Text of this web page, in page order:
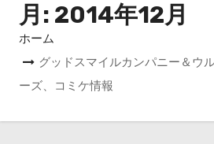
月: 2014年12月
ホーム
グッドスマイルカンパニー＆ウ
ーズ、コミケ情報